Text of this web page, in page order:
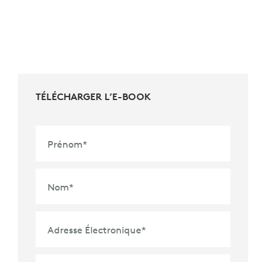
TÉLÉCHARGER L’E-BOOK
Prénom*
Nom*
Adresse Électronique*